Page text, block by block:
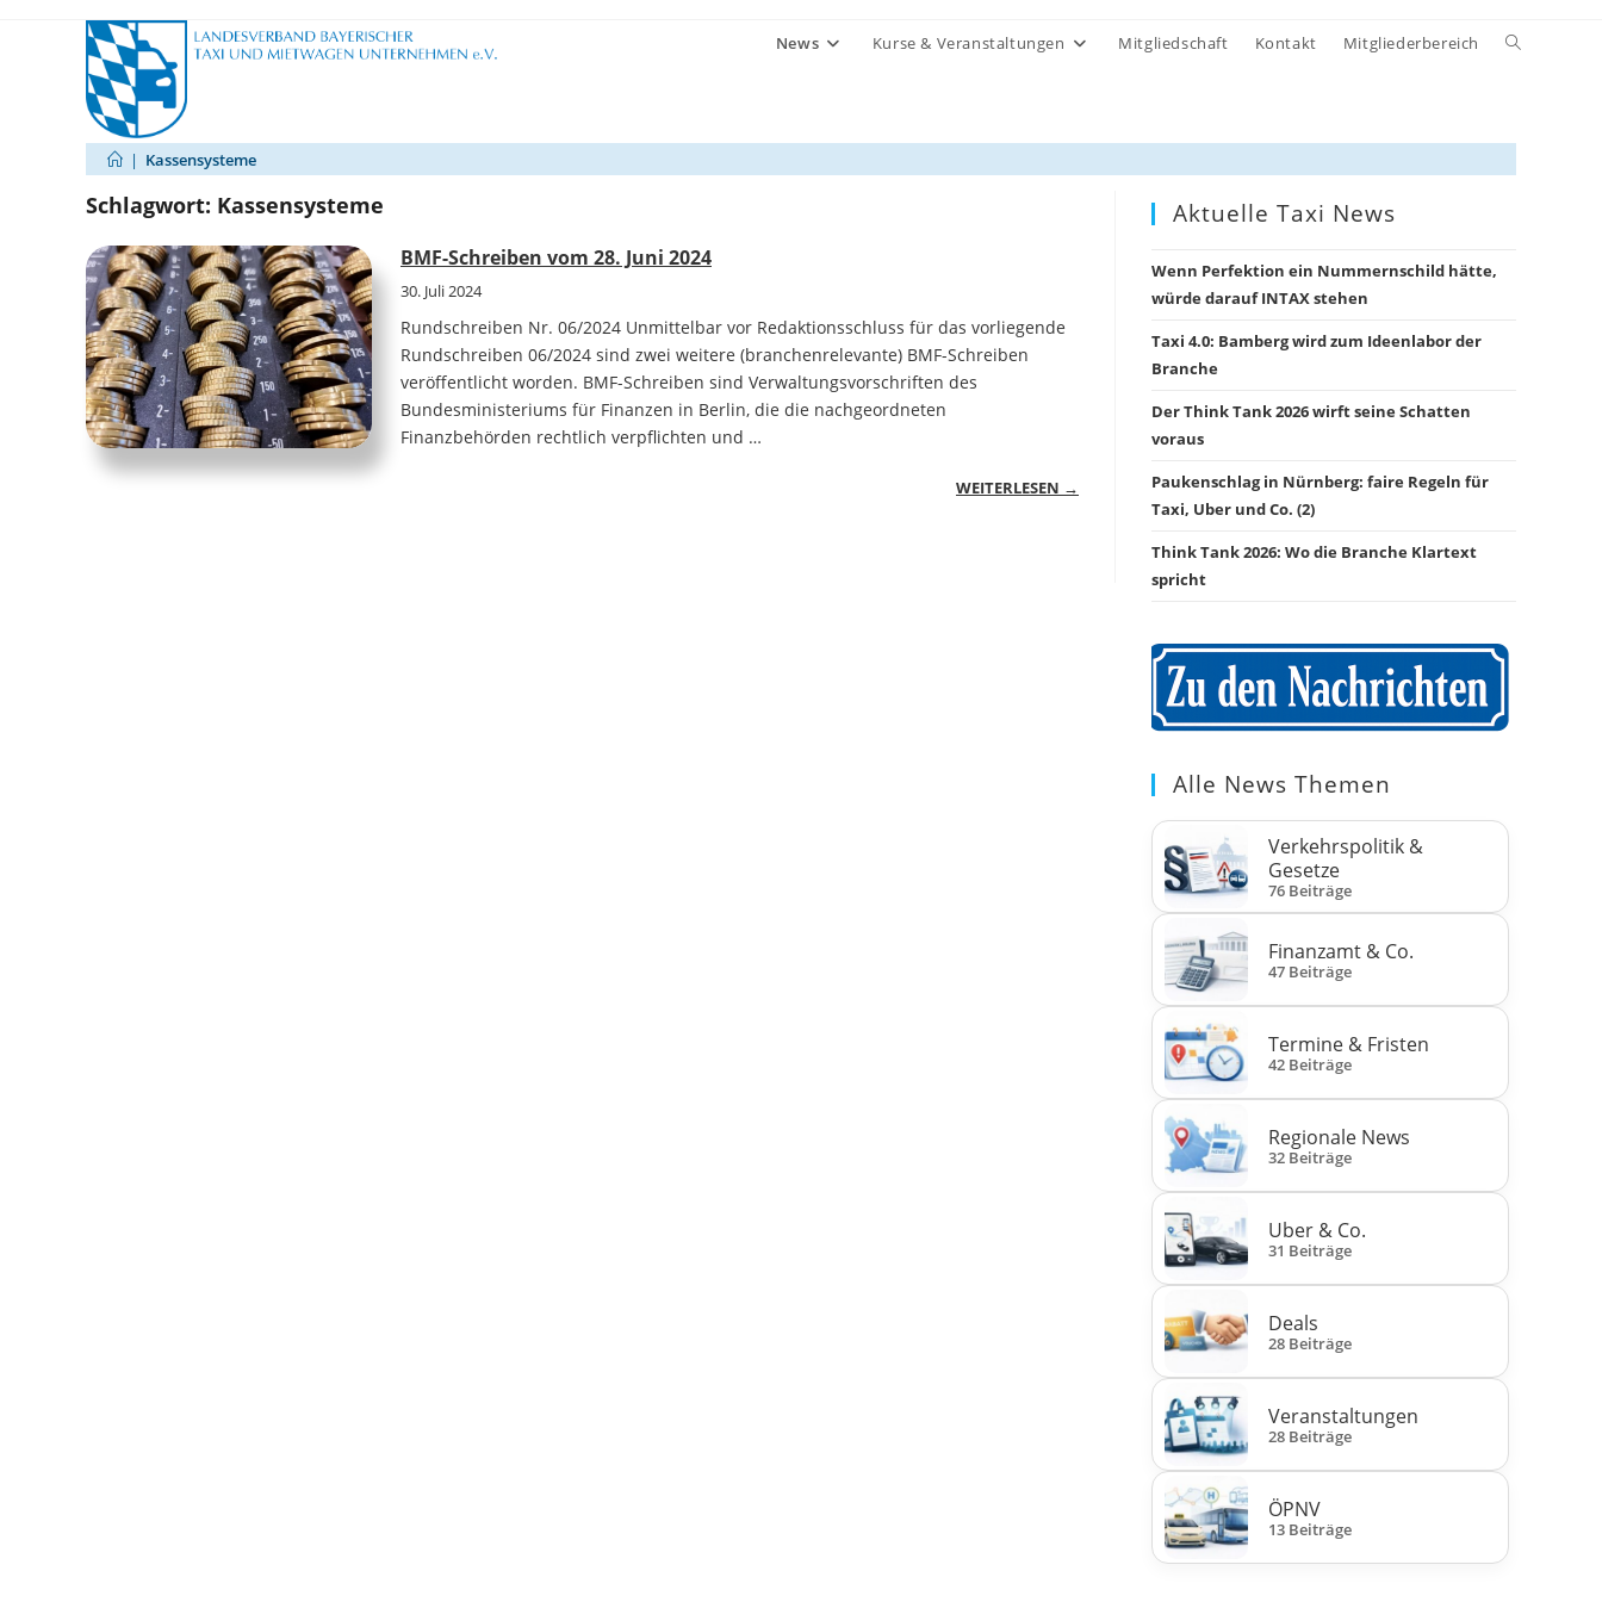
News Kurse & Veranstaltungen Mitgliedschaft Kontakt Mitgliederbereich
Website-
| Kassensysteme
Schlagwort: Kassensysteme
BMF-Schreiben vom 28. Juni 2024
30. Juli 2024
Rundschreiben Nr. 06/2024 Unmittelbar vor Redaktionsschluss für das vorliegende
Rundschreiben 06/2024 sind zwei weitere (branchenrelevante) BMF-Schreiben
veröffentlicht worden. BMF-Schreiben sind Verwaltungsvorschriften des
Bundesministeriums für Finanzen in Berlin, die die nachgeordneten
Finanzbehörden rechtlich verpflichten und …
WEITERLESEN →
Aktuelle Taxi News
Wenn Perfektion ein Nummernschild hätte,
würde darauf INTAX stehen
Taxi 4.0: Bamberg wird zum Ideenlabor der
Branche
Der Think Tank 2026 wirft seine Schatten
voraus
Paukenschlag in Nürnberg: faire Regeln für
Taxi, Uber und Co. (2)
Think Tank 2026: Wo die Branche Klartext
spricht
Alle News Themen
Verkehrspolitik &
Gesetze
76 Beiträge
Finanzamt & Co.
47 Beiträge
Termine & Fristen
42 Beiträge
Regionale News
32 Beiträge
Uber & Co.
31 Beiträge
Deals
28 Beiträge
Veranstaltungen
28 Beiträge
ÖPNV
13 Beiträge